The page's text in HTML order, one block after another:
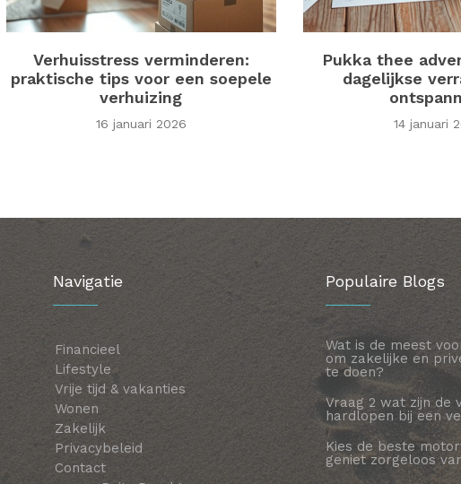
Verhuisstress verminderen:
praktische tips voor een soepele
verhuizing
16 januari 2026
Pukka thee
dagelijkse
14 januari
Navigatie
Financieel
Lifestyle
Vrije tijd & vakanties
Wonen
Zakelijk
Privacybeleid
Contact
Populaire Blogs
Wat is de meest
om zakelijke en
te doen?
Vraag 2 wat zijn de
hardlopen bij een
Kies de beste
geniet zorgeloos